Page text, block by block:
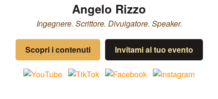
Angelo Rizzo
Ingegnere. Scrittore. Divulgatore. Speaker.
Scopri i contenuti Invitami al tuo evento